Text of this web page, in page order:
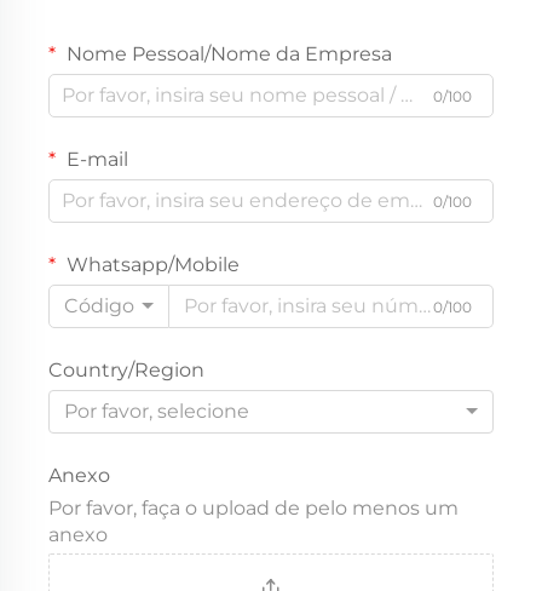
Nome Pessoal/Nome da Empresa
0/100
E-mail
0/100
Whatsapp/Mobile
Código
0/100
Country/Region
Por favor, selecione
Anexo
Por favor, faça o upload de pelo menos um
anexo